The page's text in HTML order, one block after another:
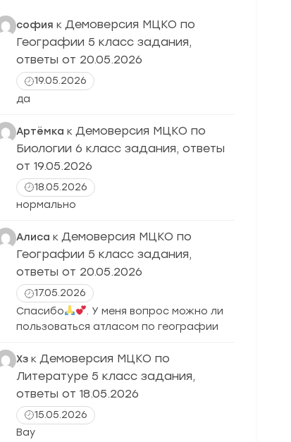
софия к Демоверсия МЦКО по
Географии 5 класс задания,
ответы от 20.05.2026
19.05.2026
да
Артёмка к Демоверсия МЦКО по
Биологии 6 класс задания, ответы
от 19.05.2026
18.05.2026
нормально
Алиса к Демоверсия МЦКО по
Географии 5 класс задания,
ответы от 20.05.2026
17.05.2026
Спасибо
. У меня вопрос можно ли
пользоваться атласом по географии
Хз к Демоверсия МЦКО по
Литературе 5 класс задания,
ответы от 18.05.2026
15.05.2026
Вау